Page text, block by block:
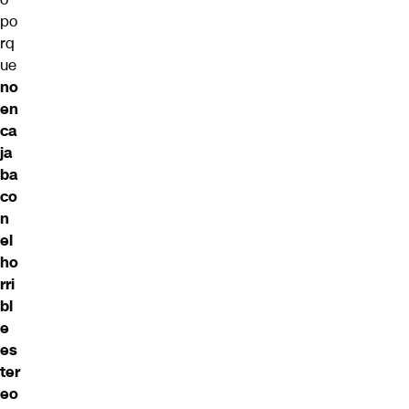
po
rq
ue
no
en
ca
ja
ba
co
n
el
ho
rri
bl
e
es
ter
eo